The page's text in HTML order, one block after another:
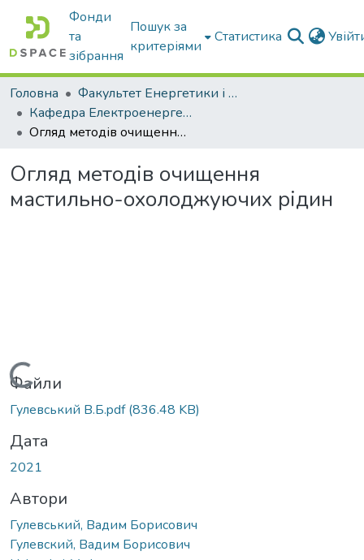
Фонди
та
зібрання
Пошук за
критеріями
Статистика
Головна
Факультет Енергетики і комп'ютерних технологій
Кафедра Електроенергетики і електротехнологій
Огляд методів очищення мастильно-охолоджуючих рідин
Огляд методів очищення
мастильно-охолоджуючих рідин
Вантажиться...
Файли
Гулевський В.Б.pdf(836.48 KB)
Дата
2021
Автори
Гулевський, Вадим Борисович
Гулевский, Вадим Борисович